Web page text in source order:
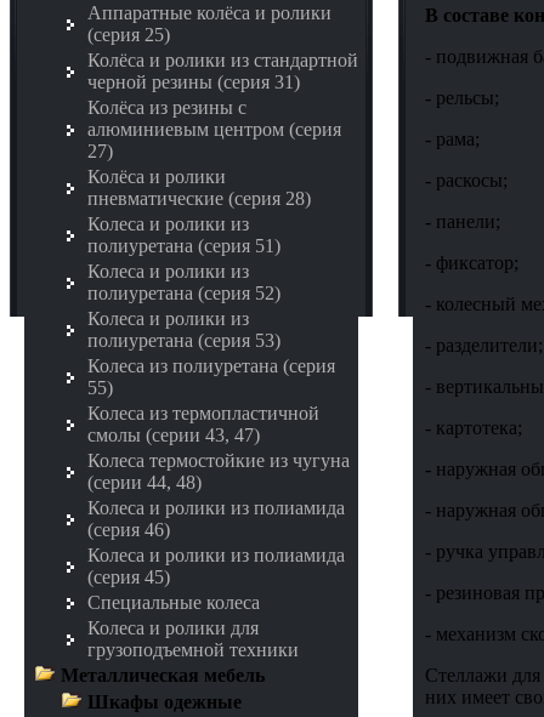
Аппаратные колёса и ролики
(серия 25)
Колёса и ролики из стандартной
черной резины (серия 31)
Колёса из резины с
алюминиевым центром (серия
27)
Колёса и ролики
пневматические (серия 28)
Колеса и ролики из
полиуретана (серия 51)
Колеса и ролики из
полиуретана (серия 52)
Колеса и ролики из
полиуретана (серия 53)
Колеса из полиуретана (серия
55)
Колеса из термопластичной
смолы (серии 43, 47)
Колеса термостойкие из чугуна
(серии 44, 48)
Колеса и ролики из полиамида
(серия 46)
Колеса и ролики из полиамида
(серия 45)
Специальные колеса
Колеса и ролики для
грузоподъемной техники
Металлическая мебель
Шкафы одежные
В составе
- подвижная
- рельсы;
- рама;
- раскосы;
- панели;
- фиксатор;
- колесный
- разделители;
-
- картотека;
- наружная
- наружная
- ручка
- резиновая
- механизм
Стеллажи
них имеет